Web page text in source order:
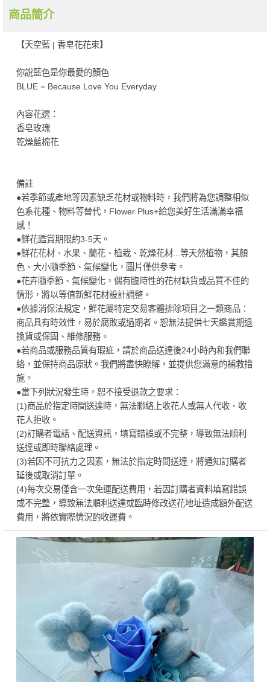
商品簡介
【天空藍 | 香皂花花束】
你說藍色是你最愛的顏色
BLUE = Because Love You Everyday
內容花選：
香皂玫瑰
乾燥藍棉花
備註
●若季節或產地等因素缺乏花材或物料時，我們將為您調整相似
色系花種、物料等替代，Flower Plus+給您美好生活滿滿幸福
感！
●鮮花鑑賞期限約3-5天。
●鮮花花材、水果、蘭花、植栽、乾燥花材...等天然植物，其顏
色、大小隨季節、氣候變化，圖片僅供參考。
●花卉隨季節、氣候變化，偶有臨時性的花材缺貨或品質不佳的
情形，將以等值新鮮花材設計調整。
●依據消保法規定，鮮花屬特定交易客體排除項目之一類商品：
商品具有時效性，易於腐敗或過期者。恕無法提供七天鑑賞期退
換貨或保固、維修服務。
●若商品或服務品質有瑕疵，請於商品送達後24小時內和我們聯
絡，並保持商品原狀。我們將盡快瞭解，並提供您滿意的補救措
施。
●當下列狀況發生時，恕不接受退款之要求：
(1)商品於指定時間送達時，無法聯絡上收花人或無人代收、收
花人拒收。
(2)訂購者電話、配送資訊，填寫錯誤或不完整，導致無法順利
送達或即時聯絡處理。
(3)若因不可抗力之因素，無法於指定時間送達，將通知訂購者
延後或取消訂單。
(4)每次交易僅含一次免運配送費用，若因訂購者資料填寫錯誤
或不完整，導致無法順利送達或臨時修改送花地址造成額外配送
費用，將依實際情況酌收運費。